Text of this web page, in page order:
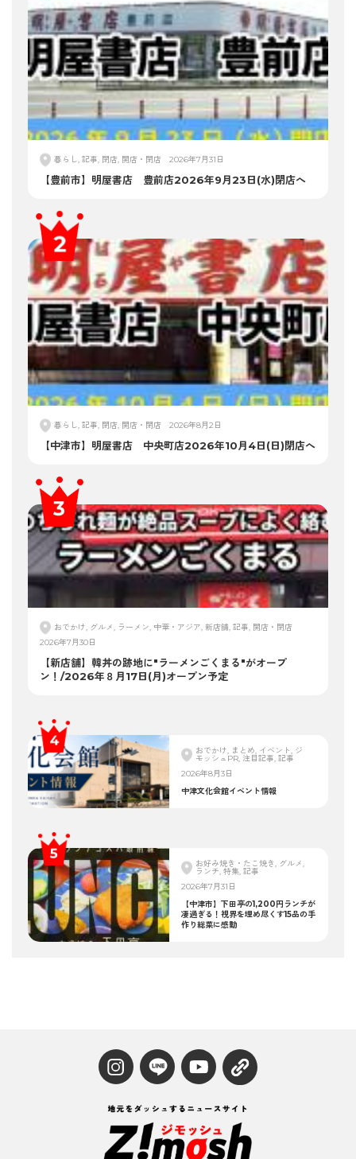
暮らし, 記事, 閉店, 開店・閉店 2026年7月31日
【豊前市】明屋書店 豊前店2026年9月23日(水)閉店へ
暮らし, 記事, 閉店, 開店・閉店 2026年8月2日
【中津市】明屋書店 中央町店2026年10月4日(日)閉店へ
おでかけ, グルメ, ラーメン, 中華・アジア, 新店舗, 記事, 開店・閉店
2026年7月30日
【新店舗】韓丼の跡地に"ラーメンごくまる"がオープ
ン！/2026年８月17日(月)オープン予定
おでかけ, まとめ, イベント, ジ
モッシュPR, 注目記事, 記事
2026年8月3日
中津文化会館イベント情報
お好み焼き・たこ焼き, グルメ,
ランチ, 特集, 記事
2026年7月31日
【中津市】下田亭の1,200円ランチが
凄過ぎる！視界を埋め尽くす15品の手
作り総菜に感動